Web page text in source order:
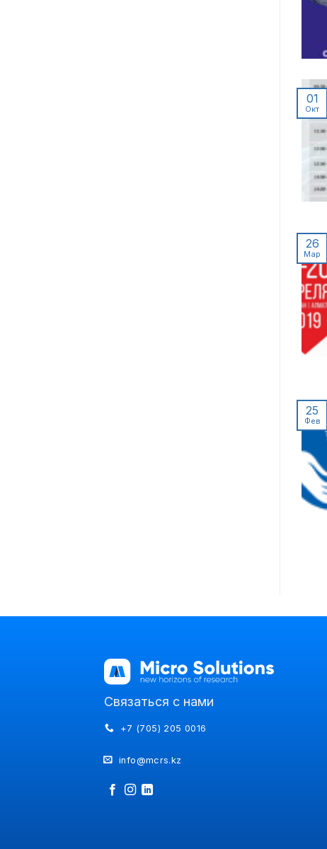
01
Окт
26
Мар
25
Фев
Связаться с нами
+7 (705) 205 0016
info@mcrs.kz